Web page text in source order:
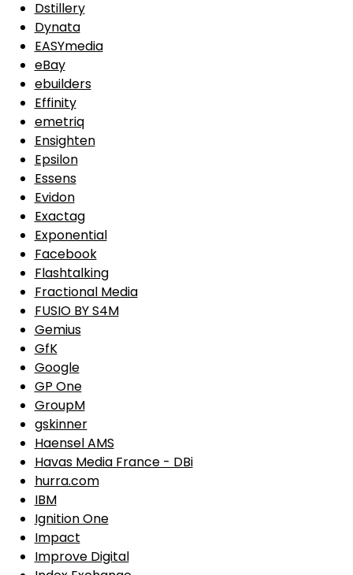
Dstillery
Dynata
EASYmedia
eBay
ebuilders
Effinity
emetriq
Ensighten
Epsilon
Essens
Evidon
Exactag
Exponential
Facebook
Flashtalking
Fractional Media
FUSIO BY S4M
Gemius
GfK
Google
GP One
GroupM
gskinner
Haensel AMS
Havas Media France - DBi
hurra.com
IBM
Ignition One
Impact
Improve Digital